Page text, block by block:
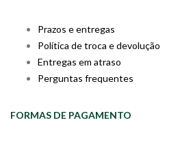
Prazos e entregas
Política de troca e devolução
Entregas em atraso
Perguntas frequentes
FORMAS DE PAGAMENTO